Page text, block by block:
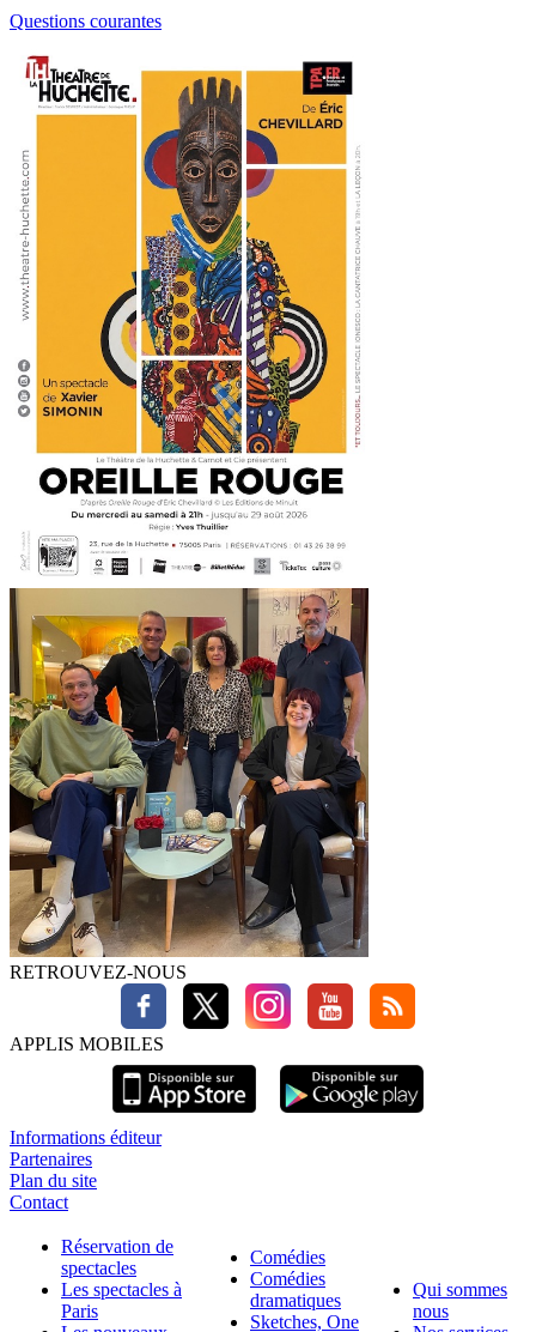
Questions courantes
RETROUVEZ-NOUS
APPLIS MOBILES
Informations éditeur
Partenaires
Plan du site
Contact
Réservation de
spectacles
Les spectacles à
Paris
Comédies
Comédies
dramatiques
Sketches, One
Qui sommes
nous